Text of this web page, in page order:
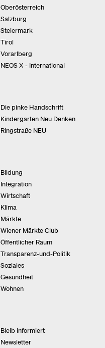
Oberösterreich
Salzburg
Steiermark
Tirol
Vorarlberg
NEOS X - International
Die pinke Handschrift
Kindergarten Neu Denken
Ringstraße NEU
Bildung
Integration
Wirtschaft
Klima
Märkte
Wiener Märkte Club
Öffentlicher Raum
Transparenz-und-Politik
Soziales
Gesundheit
Wohnen
Bleib informiert
Newsletter